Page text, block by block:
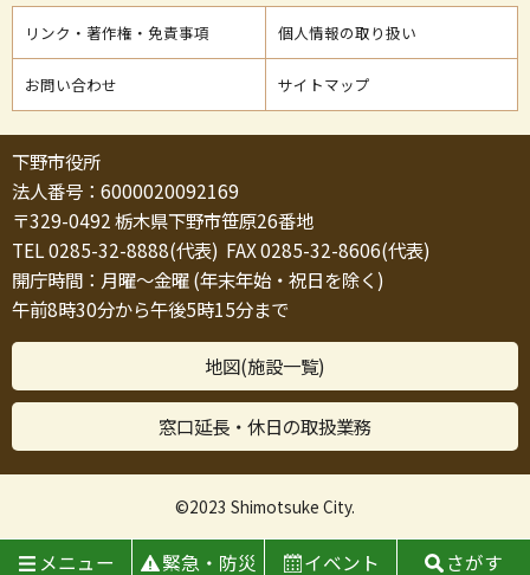
リンク・著作権・免責事項 個人情報の取り扱い
お問い合わせ サイトマップ
下野市役所
法人番号：6000020092169
〒329-0492 栃木県下野市笹原26番地
TEL 0285-32-8888(代表) FAX 0285-32-8606(代表)
開庁時間：月曜～金曜 (年末年始・祝日を除く)
午前8時30分から午後5時15分まで
地図(施設一覧)
窓口延長・休日の取扱業務
©2023 Shimotsuke City.
メニュー 緊急・防災 イベント さがす